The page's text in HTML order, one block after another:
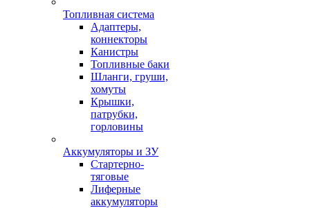
Топливная система
Адаптеры,
коннекторы
Канистры
Топливные баки
Шланги, груши,
хомуты
Крышки,
патрубки,
горловины
Аккумуляторы и ЗУ
Стартерно-
тяговые
Лиферные
аккумуляторы